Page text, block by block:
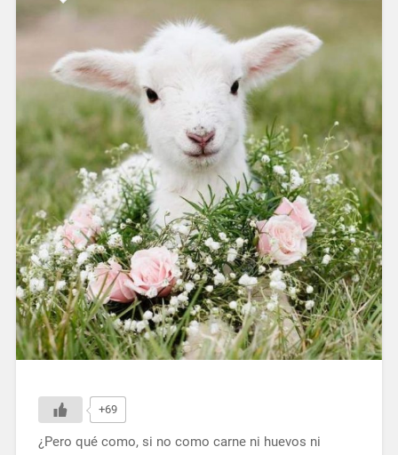
+69
¿Pero qué como, si no como carne ni huevos ni